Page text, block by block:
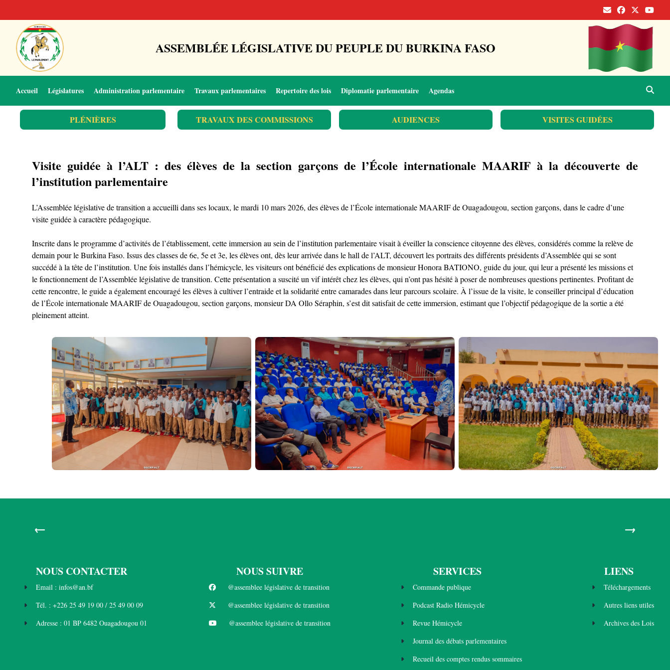
ASSEMBLÉE LÉGISLATIVE DU PEUPLE DU BURKINA FASO
Accueil Législatures Administration parlementaire Travaux parlementaires Repertoire des lois Diplomatie parlementaire Agendas
PLÉNIÈRES TRAVAUX DES COMMISSIONS AUDIENCES VISITES GUIDÉES
Visite guidée à l’ALT : des élèves de la section garçons de l’École internationale MAARIF à la découverte de
l’institution parlementaire
L’Assemblée législative de transition a accueilli dans ses locaux, le mardi 10 mars 2026, des élèves de l’École internationale MAARIF de Ouagadougou, section garçons, dans le cadre d’une
visite guidée à caractère pédagogique.
Inscrite dans le programme d’activités de l’établissement, cette immersion au sein de l’institution parlementaire visait à éveiller la conscience citoyenne des élèves, considérés comme la relève de
demain pour le Burkina Faso. Issus des classes de 6e, 5e et 3e, les élèves ont, dès leur arrivée dans le hall de l’ALT, découvert les portraits des différents présidents d’Assemblée qui se sont
succédé à la tête de l’institution. Une fois installés dans l’hémicycle, les visiteurs ont bénéficié des explications de monsieur Honora BATIONO, guide du jour, qui leur a présenté les missions et
le fonctionnement de l’Assemblée législative de transition. Cette présentation a suscité un vif intérêt chez les élèves, qui n’ont pas hésité à poser de nombreuses questions pertinentes. Profitant de
cette rencontre, le guide a également encouragé les élèves à cultiver l’entraide et la solidarité entre camarades dans leur parcours scolaire. À l’issue de la visite, le conseiller principal d’éducation
de l’École internationale MAARIF de Ouagadougou, section garçons, monsieur DA Ollo Séraphin, s’est dit satisfait de cette immersion, estimant que l’objectif pédagogique de la sortie a été
pleinement atteint.
← →
NOUS CONTACTER
Email : infos@an.bf
Tél. : +226 25 49 19 00 / 25 49 00 09
Adresse : 01 BP 6482 Ouagadougou 01
NOUS SUIVRE
@assemblee législative de transition
@assemblee législative de transition
@assemblee législative de transition
SERVICES
Commande publique
Podcast Radio Hémicycle
Revue Hémicycle
Journal des débats parlementaires
Recueil des comptes rendus sommaires
LIENS
Téléchargements
Autres liens utiles
Archives des Lois